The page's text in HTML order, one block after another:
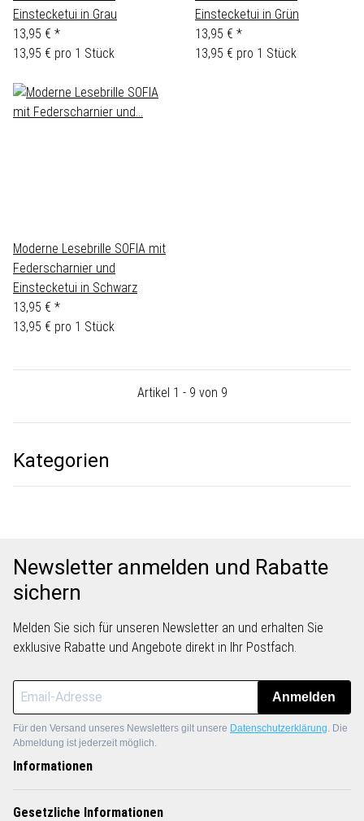
Einstecketui in Grau
13,95 € *
13,95 € pro 1 Stück
Einstecketui in Grün
13,95 € *
13,95 € pro 1 Stück
Moderne Lesebrille SOFIA mit
Federscharnier und
Einstecketui in Schwarz
13,95 € *
13,95 € pro 1 Stück
Artikel 1 - 9 von 9
Kategorien
Newsletter anmelden und Rabatte
sichern
Melden Sie sich für unseren Newsletter an und erhalten Sie
exklusive Rabatte und Angebote direkt in Ihr Postfach.
Anmelden
Für den Versand unseres Newsletters gilt unsere Datenschutzerklärung . Die
Abmeldung ist jederzeit möglich.
Informationen
Gesetzliche Informationen